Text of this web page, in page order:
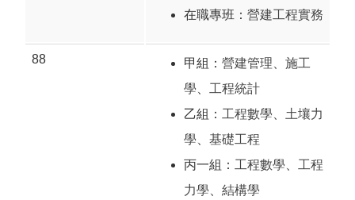
在職專班： 營建工程實務
88 甲組： 營建管理
施工
學
工程統計
乙組： 工程數學
土壤力
學
基礎工程
丙一組： 工程數學
工程
力學
結構學